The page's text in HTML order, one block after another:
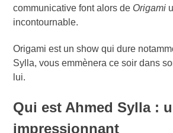
communicative font alors de Origami
incontournable.
Origami est un show qui dure
Sylla, vous emmènera ce soir dans
lui.
Qui est Ahmed Sylla :
impressionnant